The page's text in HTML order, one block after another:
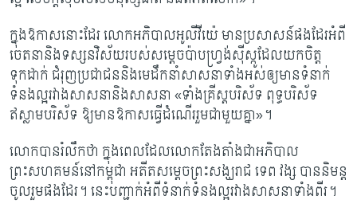
ក្នុងឱកាសនោះដែរ លោកអភិបាលអូលីវីយ៉េ មានប្រសាសន៍ផងដែរអំពី
ចេតនានិងទស្សនវិស័យរបស់សម្តេចប៉ាបហ្វ្រង់ស៊ីស្កូដែលយកចិត្ត
ទុកដាក់ ជំរុញប្រជាជននិងមេដឹកនាំសាសនាទាំងអស់ឲ្យមានទំនាក់
ទំនងល្អរវាងសាសនានិងសាសនា «ទាំងគ្រីស្តបរិស័ទ ពុទ្ធបរិស័ទ
ឥស្លាមបរិស័ទ ឱ្យមានឱកាសធ្វើដំណើររួមជាមួយគ្នា»។
លោក​បាន​រំលឹកថា ក្នុងពេល​ដែល​លោកតែងតាំ​ង​ជា​អភិបាល​
ព្រះសហគមន៍​នៅ​កម្ពុជា អតីត​សម្តេច​ព្រះសង្ឃរាជ ទេព​ វង្ស​ បាន​និមន្ត​
ចូលរួម​ផងដែរ។ នេះ​បញ្ជាក់​អំពី​ទំនាក់ទំនង​ល្អ​រវាង​សាសនា​ទាំងពីរ។​